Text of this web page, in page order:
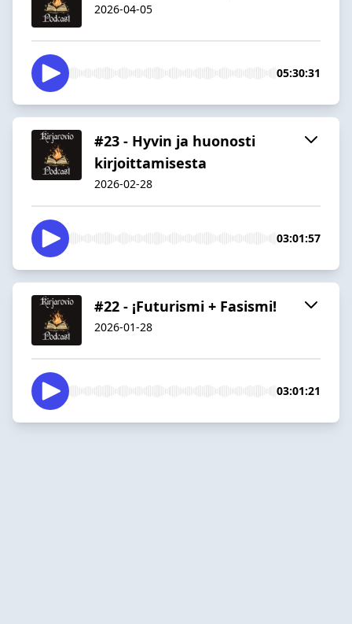
2026-04-05
05:30:31
#23 - Hyvin ja huonosti
kirjoittamisesta
2026-02-28
03:01:57
#22 - ¡Futurismi + Fasismi!
2026-01-28
03:01:21